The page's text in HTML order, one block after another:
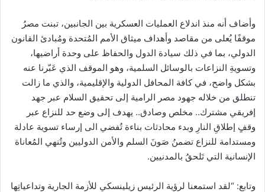
وأضاف أنه منذ اندلاع العمليات العسكرية بين الجانبين، تبنت مصرُ
موقفًا يُعلى من مقاصد وأهداف ميثاق الأمم المُتحدة ومُبادئ القانون
الدولي، بما في ذلك سيادة الدول والحفاظ على وحدة أراضيها،
وتسويةِ النزاعات بالوسائل السلمية، وهو الموقف الذي عَبّرنا عنه
بشكل واضح، في كافة المحافل الدولية والإقليمية، والذي ما زالت
تنطلق من خلاله جهود مصر الرامية إلى تحقيق السلام عبر جهد
إفريقي مشترك.. مخلص وصادق.. يهدف إلى وضع حد للنزاع عبر
وقفٍ إطلاقِ النارِ وبدء محادثات بناءة تُفضي الى إرساء تسوية عادلة
ومستدامة للنزاع تضمنُ صَونَ السلم والأمن الدوليين وتُنهي المُعاناة
الإنسانية التي تَلحقُ بالمدنيين.
وتابع: “لقد استمعنا لرؤية الرئيس زيلينسكي للأزمة الجارية وتداعياتِها